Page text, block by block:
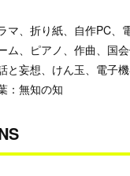
マ、折り紙、自作PC、
ム、ピアノ、作曲、国
と妄想、けん玉、電子
：無知の知